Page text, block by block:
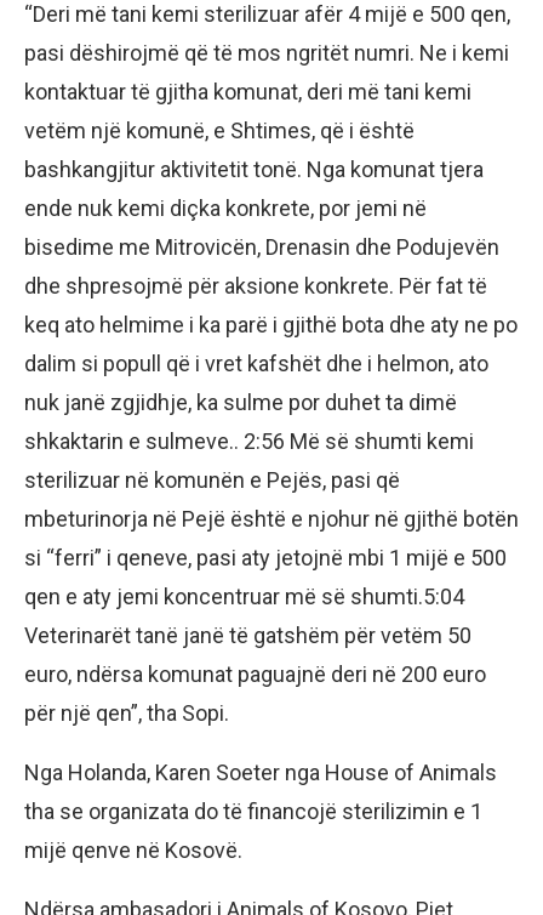
“Deri më tani kemi sterilizuar afër 4 mijë e 500 qen,
pasi dëshirojmë që të mos ngritët numri. Ne i kemi
kontaktuar të gjitha komunat, deri më tani kemi
vetëm një komunë, e Shtimes, që i është
bashkangjitur aktivitetit tonë. Nga komunat tjera
ende nuk kemi diçka konkrete, por jemi në
bisedime me Mitrovicën, Drenasin dhe Podujevën
dhe shpresojmë për aksione konkrete. Për fat të
keq ato helmime i ka parë i gjithë bota dhe aty ne po
dalim si popull që i vret kafshët dhe i helmon, ato
nuk janë zgjidhje, ka sulme por duhet ta dimë
shkaktarin e sulmeve.. 2:56 Më së shumti kemi
sterilizuar në komunën e Pejës, pasi që
mbeturinorja në Pejë është e njohur në gjithë botën
si “ferri” i qeneve, pasi aty jetojnë mbi 1 mijë e 500
qen e aty jemi koncentruar më së shumti.5:04
Veterinarët tanë janë të gatshëm për vetëm 50
euro, ndërsa komunat paguajnë deri në 200 euro
për një qen”, tha Sopi.
Nga Holanda, Karen Soeter nga House of Animals
tha se organizata do të financojë sterilizimin e 1
mijë qenve në Kosovë.
Ndërsa ambasadori i Animals of Kosovo, Piet